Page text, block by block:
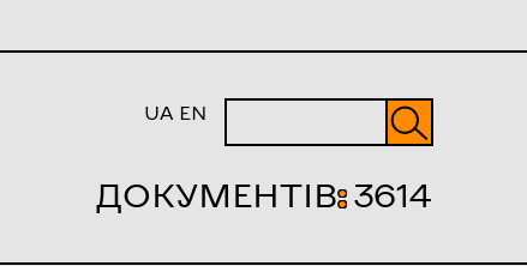
UA EN
ДОКУМЕНТІВ:3614